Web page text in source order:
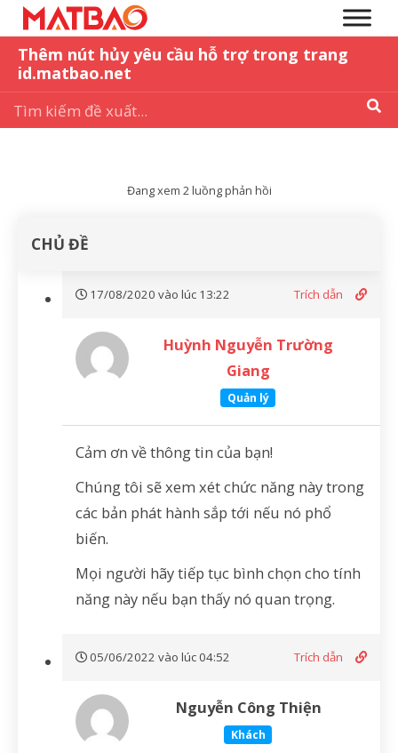
Thêm nút hủy yêu cầu hỗ trợ trong trang
id.matbao.net
Đang xem 2 luồng phản hồi
CHỦ ĐỀ
17/08/2020 vào lúc 13:22 Trích dẫn
Huỳnh Nguyễn Trường
Giang
Quản lý
Cảm ơn về thông tin của bạn!
Chúng tôi sẽ xem xét chức năng này trong
các bản phát hành sắp tới nếu nó phổ
biến.
Mọi người hãy tiếp tục bình chọn cho tính
năng này nếu bạn thấy nó quan trọng.
05/06/2022 vào lúc 04:52 Trích dẫn
Nguyễn Công Thiện
Khách